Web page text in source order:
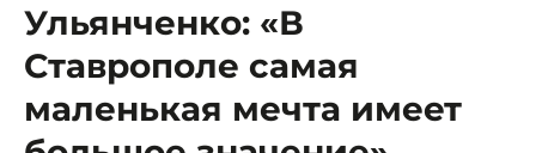
Ульянченко: «В
Ставрополе самая
маленькая мечта имеет